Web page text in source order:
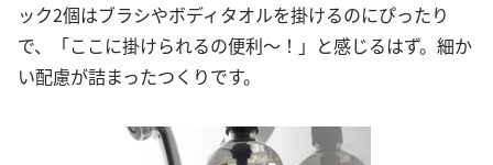
ック2個はブラシやボディタオルを掛けるのにぴったり
で、「ここに掛けられるの便利〜！」と感じるはず。細か
い配慮が詰まったつくりです。